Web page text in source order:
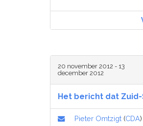
20 november 2012 - 13
december 2012
Het bericht dat
Pieter Omtzigt (CDA)